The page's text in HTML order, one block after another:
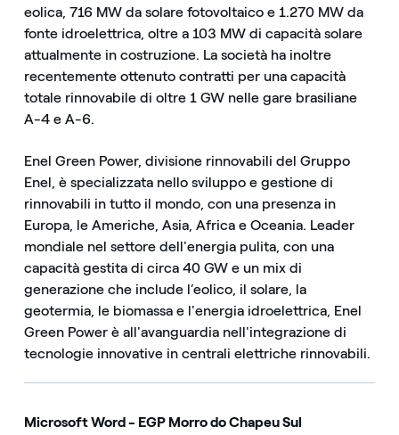
eolica, 716 MW da solare fotovoltaico e 1.270 MW da
fonte idroelettrica, oltre a 103 MW di capacità solare
attualmente in costruzione. La società ha inoltre
recentemente ottenuto contratti per una capacità
totale rinnovabile di oltre 1 GW nelle gare brasiliane
A-4 e A-6.
Enel Green Power, divisione rinnovabili del Gruppo
Enel, è specializzata nello sviluppo e gestione di
rinnovabili in tutto il mondo, con una presenza in
Europa, le Americhe, Asia, Africa e Oceania. Leader
mondiale nel settore dell'energia pulita, con una
capacità gestita di circa 40 GW e un mix di
generazione che include l’eolico, il solare, la
geotermia, le biomassa e l'energia idroelettrica, Enel
Green Power è all'avanguardia nell'integrazione di
tecnologie innovative in centrali elettriche rinnovabili.
Microsoft Word - EGP Morro do Chapeu Sul